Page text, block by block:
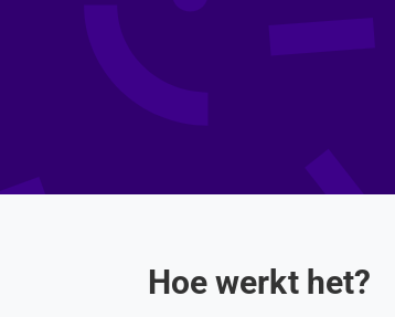
Hoe werkt het?